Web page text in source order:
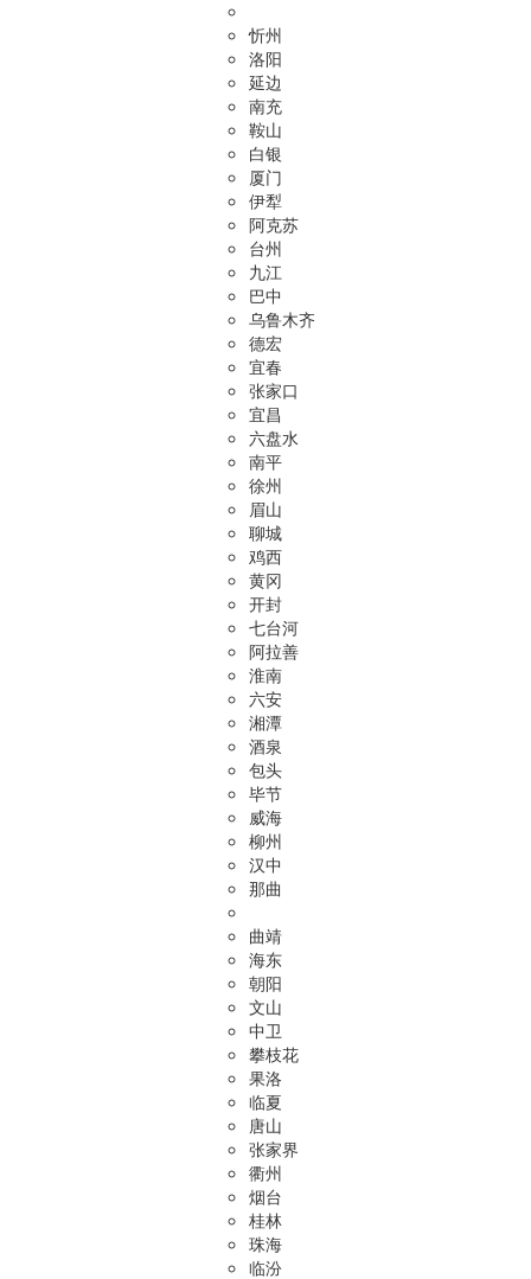
忻州
洛阳
延边
南充
鞍山
白银
厦门
伊犁
阿克苏
台州
九江
巴中
乌鲁木齐
德宏
宜春
张家口
宜昌
六盘水
南平
徐州
眉山
聊城
鸡西
黄冈
开封
七台河
阿拉善
淮南
六安
湘潭
酒泉
包头
毕节
威海
柳州
汉中
那曲
曲靖
海东
朝阳
文山
中卫
攀枝花
果洛
临夏
唐山
张家界
衢州
烟台
桂林
珠海
临汾